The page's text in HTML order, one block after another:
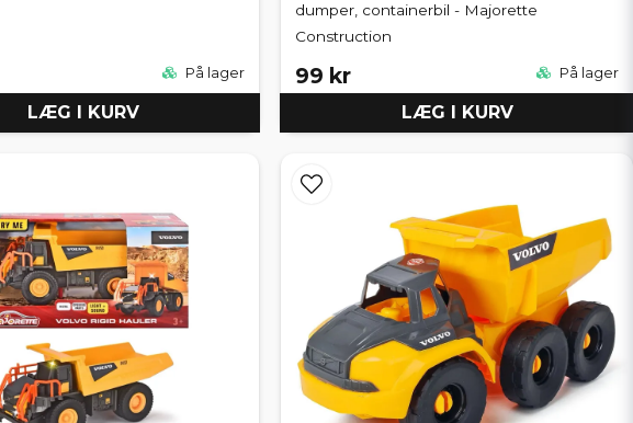
På lager
LÆG I KURV
dumper, containerbil - Majorette
Construction
99 kr På lager
LÆG I KURV